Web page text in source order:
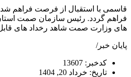
قاسمی با استقبال از فرصت فراهم
های وزارت صمت شاهد رخداد های
پایان خبر/
کدخبر: 13607
تاریخ: خرداد 20, 1404